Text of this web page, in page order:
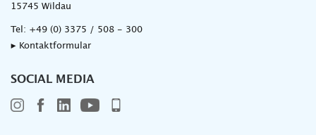
15745 Wildau
Tel: +49 (0) 3375 / 508 - 300
▸ Kontaktformular
SOCIAL MEDIA